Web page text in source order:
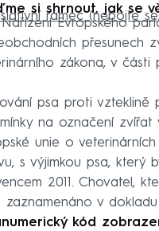
si shrnout, jak se
rámec (nebojte
Evropského
přesunech
zákona, v části
psa proti vzteklině
na označení zvířat
unie o
s výjimkou psa, který
2011. Chovatel,
zaznamenáno v
kód